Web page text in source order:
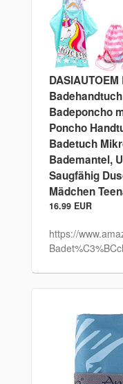
Badeponcho
Poncho
Badetuch
Bademantel,
Saugfähig
Mädchen
16.99 EUR
https://